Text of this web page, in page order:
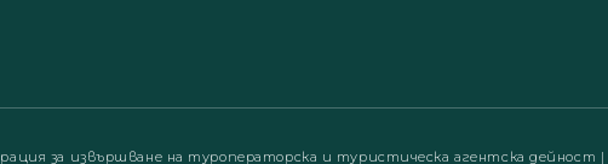
за извършване на туроператорска и туристическа агентска дейност |